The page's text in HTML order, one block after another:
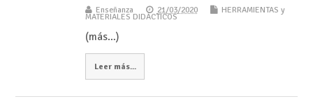
Enseñanza 21/03/2020 HERRAMIENTAS y
MATERIALES DIDÁCTICOS
(más…)
Leer más...